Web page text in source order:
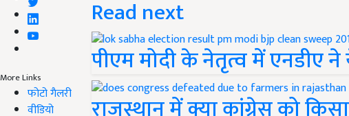
More Links
फोटो गैलरी
वीडियो
Read next
पीएम मोदी के नेतृत्व में एनडीए